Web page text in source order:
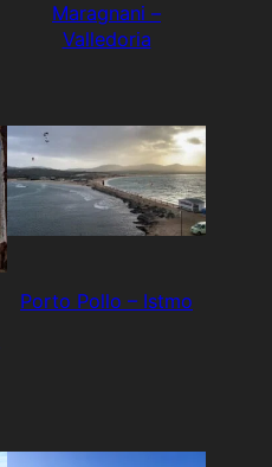
Maragnani –
Valledoria
Porto Pollo – Istmo